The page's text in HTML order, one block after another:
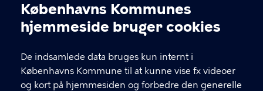
Cookieindstillinger
Københavns Kommunes
hjemmeside bruger cookies
De indsamlede data bruges kun internt i
Københavns Kommune til at kunne vise fx videoer
og kort på hjemmesiden og forbedre den generelle
Byens Sjæl